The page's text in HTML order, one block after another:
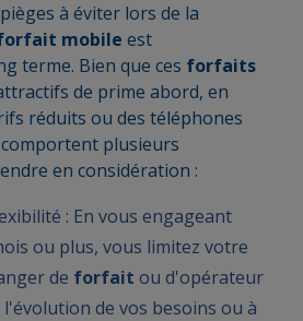
à éviter lors de la
mobile est
terme. Bien que ces forfaits
de prime abord, en
réduits ou des téléphones
plusieurs
en considération :
: En vous engageant
ou plus, vous limitez votre
de forfait ou d'opérateur
de vos besoins ou à